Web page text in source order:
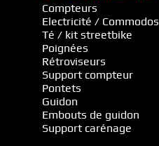
Compteurs
Electricité / Commodos
Té / kit streetbike
Poignées
Rétroviseurs
Support compteur
Pontets
Guidon
Embouts de guidon
Support carénage